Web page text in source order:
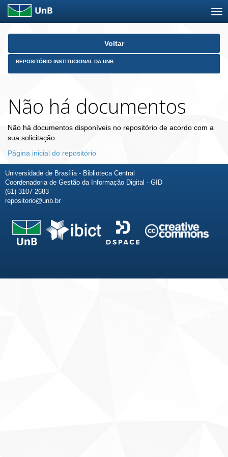
Skip
Voltar
REPOSITÓRIO INSTITUCIONAL DA UNB
Não há documentos
Não há documentos disponíveis no repositório de acordo com a
sua solicitação.
Página inicial do repositório
Universidade de Brasília - Biblioteca Central
Coordenadoria de Gestão da Informação Digital - GID
(61) 3107-2683
repositorio@unb.br